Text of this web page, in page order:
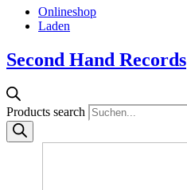
Onlineshop
Laden
Second Hand Records
Products search